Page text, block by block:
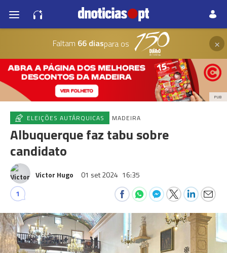
Faltam 66 diaspara os ×
PUB
ELEIÇÕES AUTÁRQUICAS MADEIRA
Albuquerque faz tabu sobre
candidato
Victor Hugo 01 set 2024 16:35
1